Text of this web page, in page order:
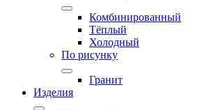
Комбинированный
Тёплый
Холодный
По рисунку
Гранит
Изделия